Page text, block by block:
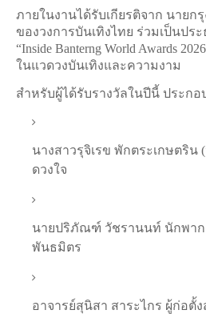
ภายในงานได้รับเกียรติจาก นายก
ของวงการบันเทิงไทย ร่วมเป็นปร
“Inside Banterng World Awards
ในแวดวงบันเทิงและความงาม
สำหรับผู้ได้รับรางวัลในปีนี้ ประกอ
นางสาวรุจิเรข พักตระเกษตริ
ดวงใจ
นายปริภัณฑ์ วัชรานนท์ นักพา
พันธมิตร
อาจารย์สุนิสา สาระไกร ผู้ก่อตั้